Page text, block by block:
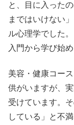
と、目に入った
まではいけない
ル心理学でした
入門から学び始め
美容・健康コー
供がいますが、
受けています。
している」と不